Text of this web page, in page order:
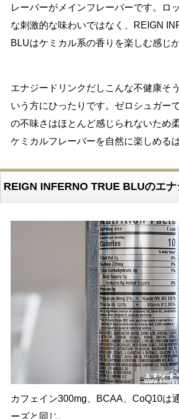
レーバーがメインフレーバーです。ロ
な刺激的な味わいではなく、REIGN
BLUはケミカル系の香りを楽しむ感じか
エナジードリンクだしこんな不健康そ
いう方にひったりです。ゼロシュガー
の不味さはほとんど感じられないため
ケミカルフレーバーを自然に楽しめるは
REIGN INFERNO TRUE BLUのエ
カフェイン300mg、BCAA、CoQ10は
ーズと同じ。